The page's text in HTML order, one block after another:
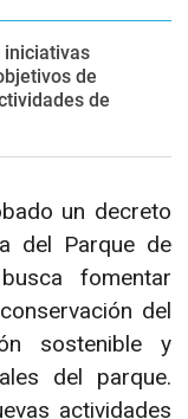
iniciativas
de
de
un decreto
del Parque de
fomentar
del
sostenible y
del parque.
actividades